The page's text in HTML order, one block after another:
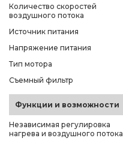
Количество скоростей
воздушного потока
Источник питания
Напряжение питания
Тип мотора
Съемный фильтр
Функции и возможности
Независимая регулировка
нагрева и воздушного потока